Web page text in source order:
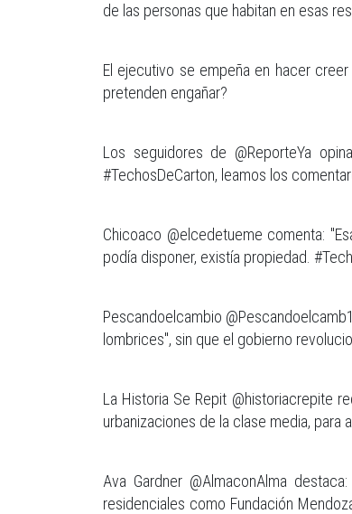
de las personas que habitan en esas
El ejecutivo se empeña en hacer
pretenden engañar?
Los seguidores de @ReporteYa
#TechosDeCarton, leamos los
Chicoaco @elcedetueme comenta:
podía disponer, existía propiedad.
Pescandoelcambio
lombrices", sin que el gobierno
La Historia Se Repit @historiacrepite
urbanizaciones de la clase media, para
Ava Gardner @AlmaconAlma
residenciales como Fundación